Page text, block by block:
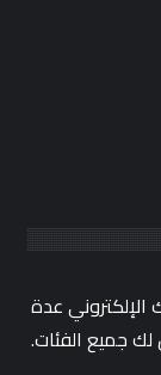
عدة
جميع الفئات.